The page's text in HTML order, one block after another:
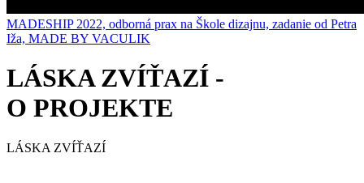
MADESHIP 2022, odborná prax na Škole dizajnu, zadanie od Petra
Iža, MADE BY VACULIK
LÁSKA ZVÍŤAZÍ -
O PROJEKTE
LÁSKA ZVÍŤAZÍ